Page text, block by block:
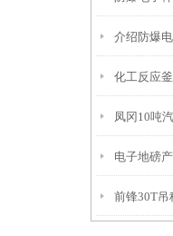
介绍防爆
电子地磅